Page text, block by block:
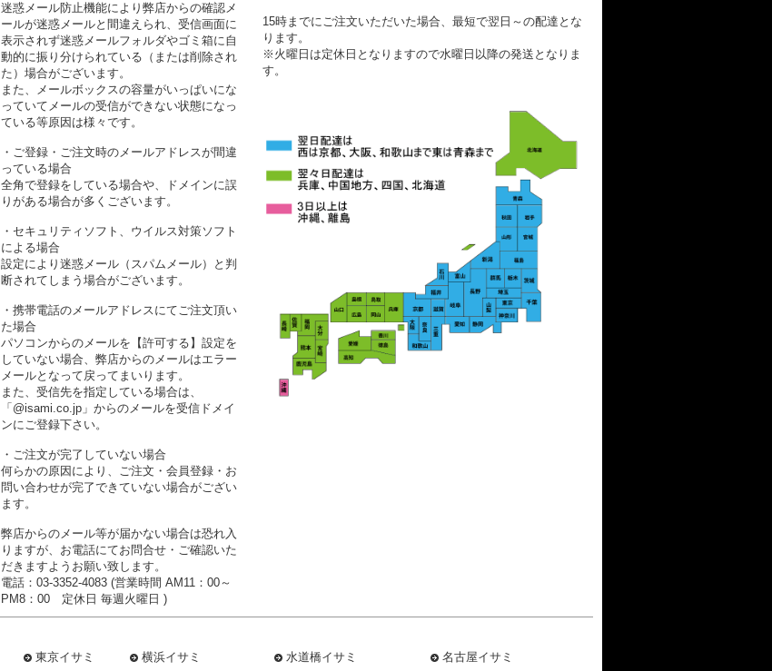
迷惑メール防止機能により弊店からの確認メ
ールが迷惑メールと間違えられ、受信画面に
表示されず迷惑メールフォルダやゴミ箱に自
動的に振り分けられている（または削除され
た）場合がございます。
また、メールボックスの容量がいっぱいにな
っていてメールの受信ができない状態になっ
ている等原因は様々です。
・ご登録・ご注文時のメールアドレスが間違
っている場合
全角で登録をしている場合や、ドメインに誤
りがある場合が多くございます。
・セキュリティソフト、ウイルス対策ソフト
による場合
設定により迷惑メール（スパムメール）と判
断されてしまう場合がございます。
・携帯電話のメールアドレスにてご注文頂い
た場合
パソコンからのメールを【許可する】設定を
していない場合、弊店からのメールはエラー
メールとなって戻ってまいります。
また、受信先を指定している場合は、
「@isami.co.jp」からのメールを受信ドメイ
ンにご登録下さい。
・ご注文が完了していない場合
何らかの原因により、ご注文・会員登録・お
問い合わせが完了できていない場合がござい
ます。
弊店からのメール等が届かない場合は恐れ入
りますが、お電話にてお問合せ・ご確認いた
だきますようお願い致します。
電話：03-3352-4083 (営業時間 AM11：00～
PM8：00 定休日 毎週火曜日 )
15時までにご注文いただいた場合、最短で翌日～の配達とな
ります。
※火曜日は定休日となりますので水曜日以降の発送となりま
す。
東京イサミ 横浜イサミ 水道橋イサミ 名古屋イサミ